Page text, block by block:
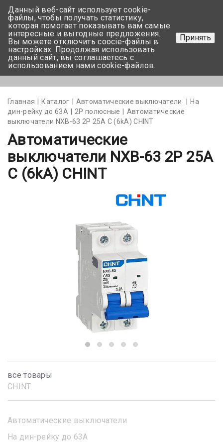
+375 17-350-99-56
+375 44-752-82-08
Задать вопрос
Главная Каталог Автоматические выключатели
На
дин-рейку до 63А
2Р полюсные
Автоматические
выключатели NXB-63 2P 25A С (6kA) CHINT
Автоматические
выключатели NXB-63 2P 25A
С (6kA) CHINT
все товары
CHINT
Автоматические выключатели
На дин-рейку до 63А
Данный веб-сайт использует cookie-
файлы, чтобы получать статистику,
которая помогает показывать вам самые
интересные и выгодные предложения.
Вы можете отключить coocie-файлы в
настройках. Продолжая использовать
данный сайт, вы соглашаетесь с
использованием нами cookie-файлов.
Принять